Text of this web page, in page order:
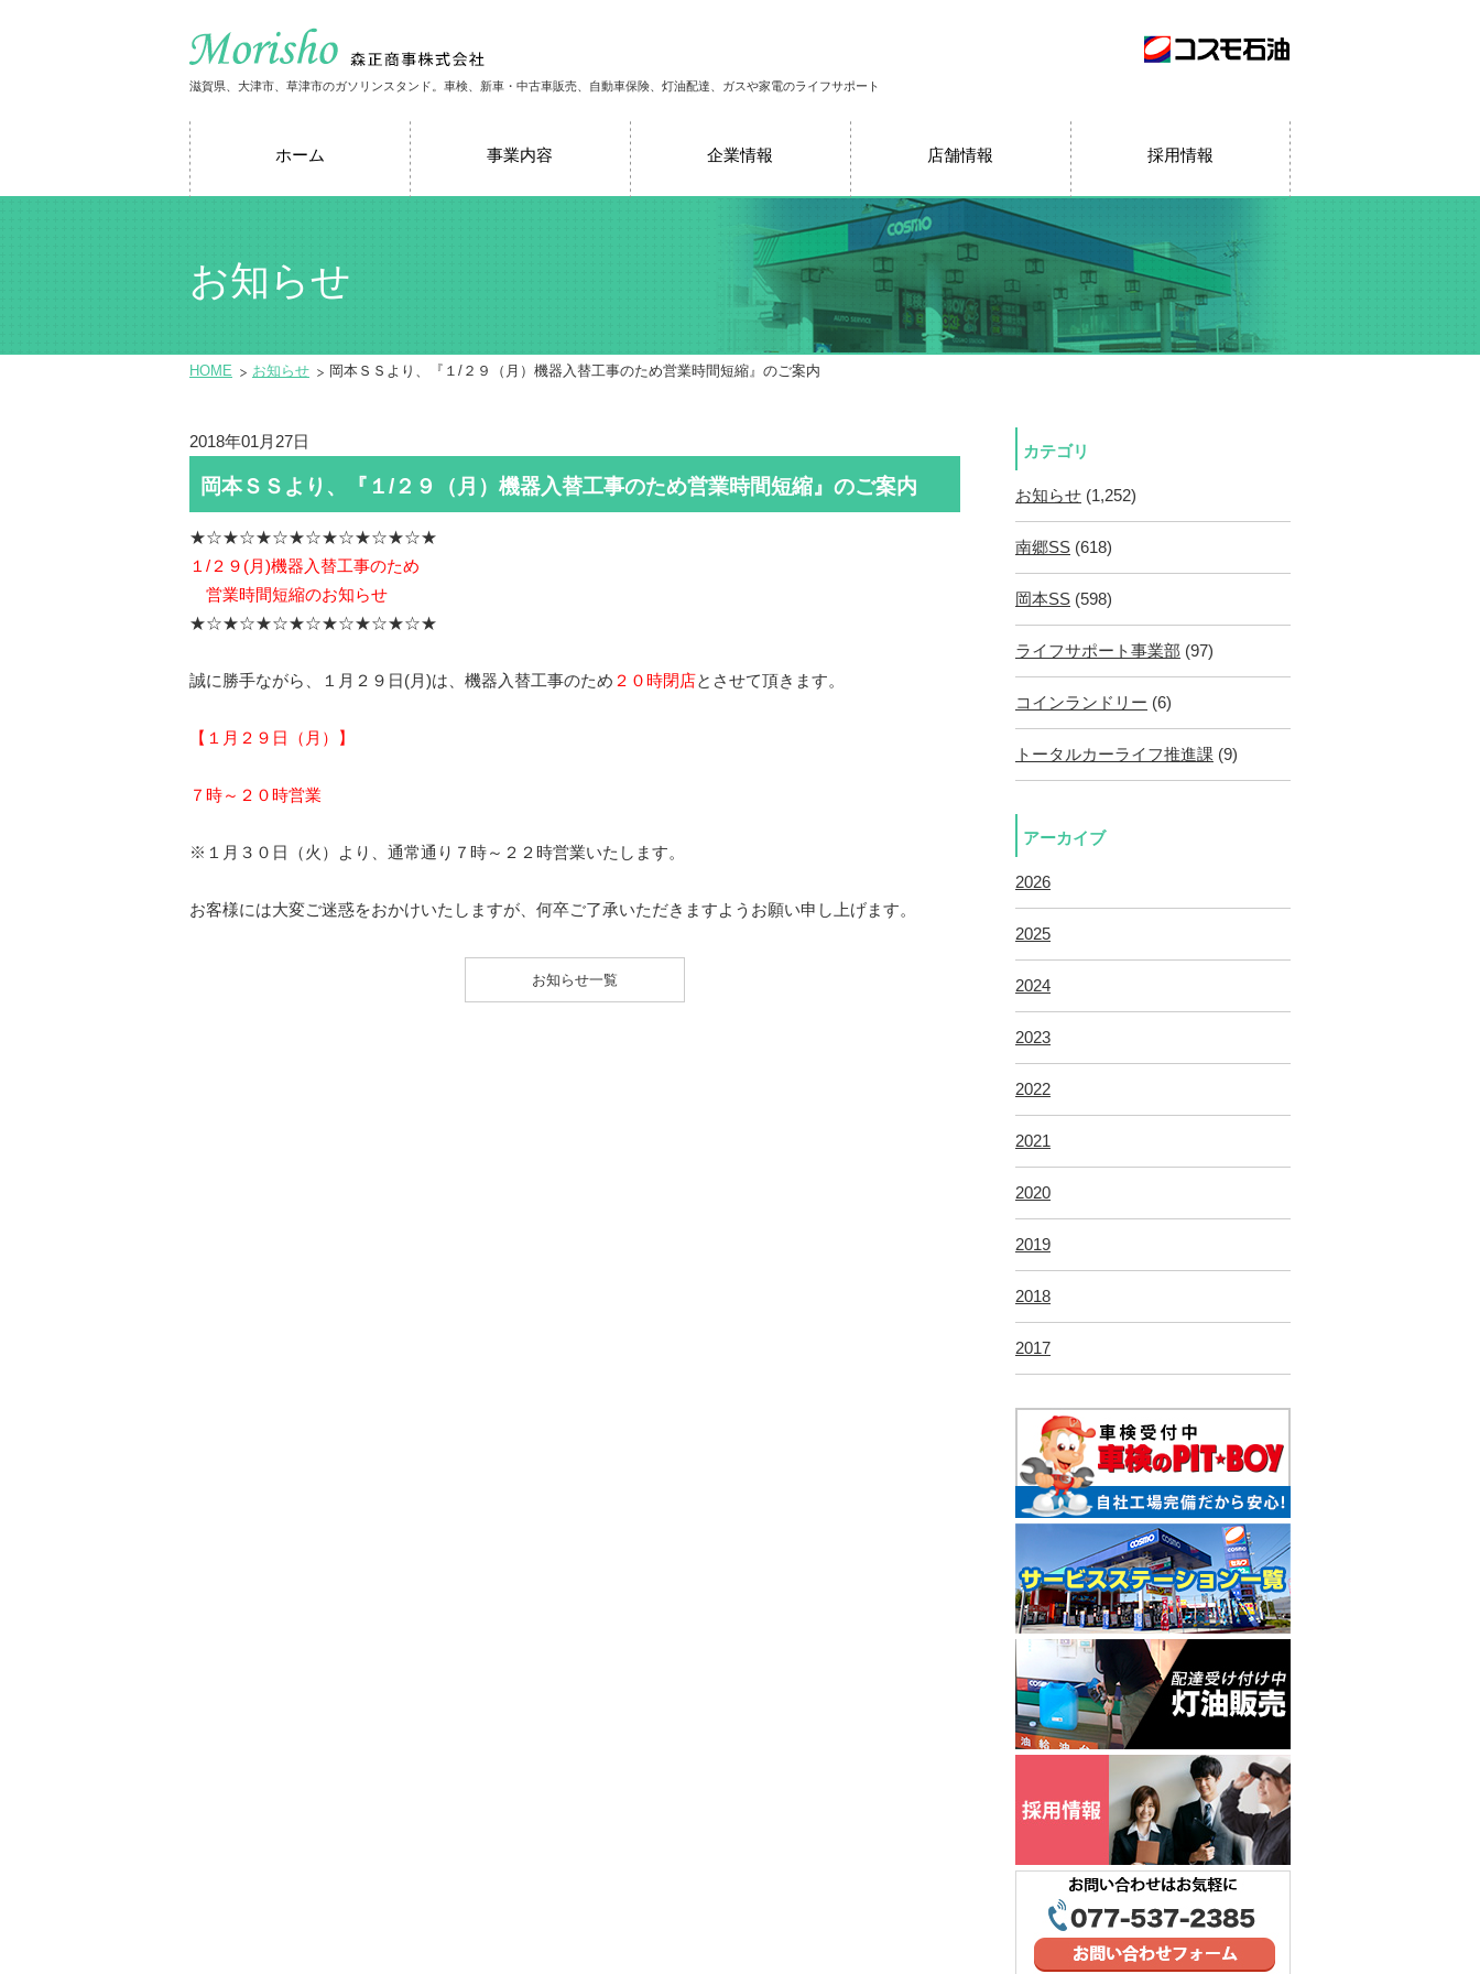
滋賀県、大津市、草津市のガソリンスタンド。車検、新車・中古車販売、自動車保険、灯油配達、ガスや家電のライフサポート
ホーム 事業内容 企業情報 店舗情報 採用情報
お知らせ
HOME お知らせ 岡本ＳＳより、『１/２９（月）機器入替工事のため営業時間短縮』のご案内
2018年01月27日
岡本ＳＳより、『１/２９（月）機器入替工事のため営業時間短縮』のご案内
★☆★☆★☆★☆★☆★☆★☆★
１/２９(月)機器入替工事のため
営業時間短縮のお知らせ
★☆★☆★☆★☆★☆★☆★☆★
誠に勝手ながら、１月２９日(月)は、機器入替工事のため ２０時閉店とさせて頂きます。
【１月２９日（月）】
７時～２０時営業
※１月３０日（火）より、通常通り７時～２２時営業いたします。
お客様には大変ご迷惑をおかけいたしますが、何卒ご了承いただきますようお願い申し上げます。
お知らせ一覧
カテゴリ
お知らせ (1,252)
南郷SS (618)
岡本SS (598)
ライフサポート事業部 (97)
コインランドリー (6)
トータルカーライフ推進課 (9)
アーカイブ
2026
2025
2024
2023
2022
2021
2020
2019
2018
2017